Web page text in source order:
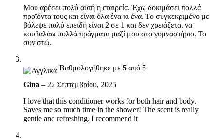
Μου αρέσει πολύ αυτή η εταιρεία. Έχω δοκιμάσει πολλά
προϊόντα τους και είναι όλα ένα κι ένα. Το συγκεκριμένο με
βόλεψε πολύ επειδή είναι 2 σε 1 και δεν χρειάζεται να
κουβαλάω πολλά πράγματα μαζί μου στο γυμναστήριο. Το
συνιστώ.
Βαθμολογήθηκε με 5 από 5
Gina – 22 Σεπτεμβρίου, 2025
I love that this conditioner works for both hair and body.
Saves me so much time in the shower! The scent is really
gentle and refreshing. I recommend it